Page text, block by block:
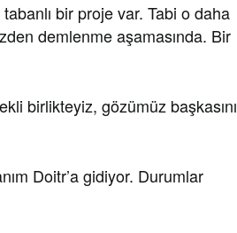
bir proje var. Tabi o daha
demlenme aşamasında. Bir
birlikteyiz, gözümüz başkasını
Doitr’a gidiyor. Durumlar